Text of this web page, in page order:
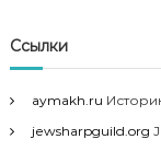
Ссылки
aymakh.ru
jewsharpguild.org